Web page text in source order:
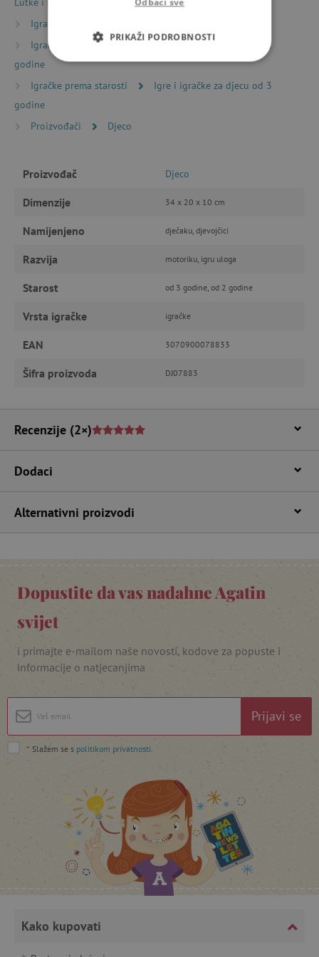
Igračke prema starosti
Igračke prema starosti
Igre i igračke za djecu od 2
godine
Igračke prema starosti
Igre i igračke za djecu od 3
godine
Proizvođači
Djeco
Proizvođač Djeco
Dimenzije 34 x 20 x 10 cm
Namijenjeno dječaku, djevojčici
Razvija motoriku, igru uloga
Starost od 3 godine, od 2 godine
Vrsta igračke igračke
EAN 3070900078833
Šifra proizvoda DJ07883
Recenzije (2×)
Dodaci
Alternativni proizvodi
Dopustite da vas nadahne Agatin
svijet
i primajte e-mailom naše novosti, kodove za popuste i
informacije o natjecanjima
Prijavi se
* Slažem se s politikom privatnosti
Kako kupovati
PRIKAŽI PODROBNOSTI
NUŽNO POTREBNI KOLAČIĆI
FUNKCIONALNOST
Nužno potrebni kolačići
Izvedba
funkcionalnost internetske stranice, kao što su
odgovarajuće upotrebljavati bez nužno
lastVisitedProduct www.agatinsvijet.hr
featureFlagCheckoutExperimentVariant
product_filter_remember www.agatinsvijet.hr
PHPSESSID
PHP.net
www.agatinsvijet.hr
Googleovu politiku privatnosti